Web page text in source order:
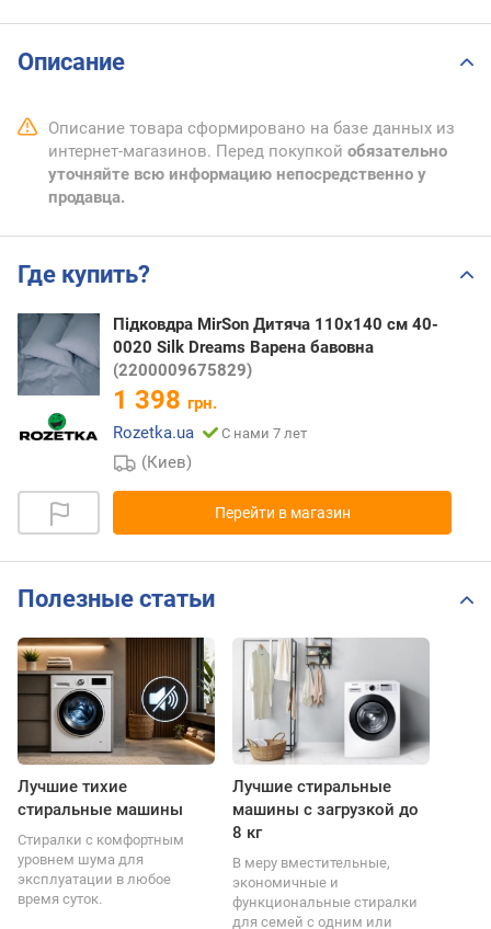
Описание
Описание товара сформировано на базе данных из
интернет-магазинов. Перед покупкой обязательно
уточняйте всю информацию непосредственно у
продавца.
Где купить?
Підковдра MirSon Дитяча 110х140 см 40-
0020 Silk Dreams Варена бавовна
(2200009675829)
1 398 грн.
Rozetka.ua
С нами 7 лет
(Киев)
Перейти в магазин
Полезные статьи
Лучшие тихие
стиральные машины
Стиралки с комфортным
уровнем шума для
эксплуатации в любое
время суток.
Лучшие стиральные
машины с загрузкой до
8 кг
В меру вместительные,
экономичные и
функциональные стиралки
для семей с одним или